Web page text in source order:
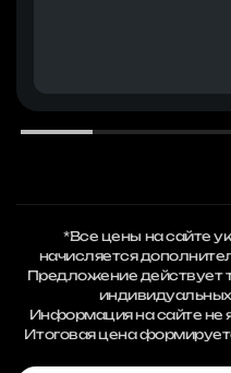
*Все цены на сайте
начисляется
Предложение действует
Информация на сайте не
Итоговая цена